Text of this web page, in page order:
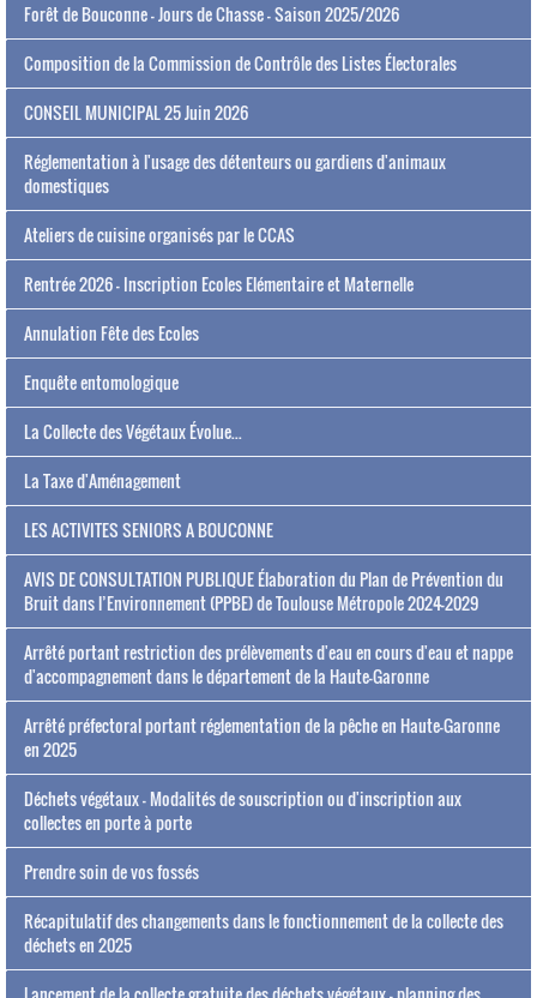
Forêt de Bouconne - Jours de Chasse - Saison 2025/2026
Composition de la Commission de Contrôle des Listes Électorales
CONSEIL MUNICIPAL 25 Juin 2026
Réglementation à l'usage des détenteurs ou gardiens d'animaux
domestiques
Ateliers de cuisine organisés par le CCAS
Rentrée 2026 - Inscription Ecoles Elémentaire et Maternelle
Annulation Fête des Ecoles
Enquête entomologique
La Collecte des Végétaux Évolue...
La Taxe d'Aménagement
LES ACTIVITES SENIORS A BOUCONNE
AVIS DE CONSULTATION PUBLIQUE Élaboration du Plan de Prévention du
Bruit dans l’Environnement (PPBE) de Toulouse Métropole 2024-2029
Arrêté portant restriction des prélèvements d'eau en cours d'eau et nappe
d'accompagnement dans le département de la Haute-Garonne
Arrêté préfectoral portant réglementation de la pêche en Haute-Garonne
en 2025
Déchets végétaux - Modalités de souscription ou d'inscription aux
collectes en porte à porte
Prendre soin de vos fossés
Récapitulatif des changements dans le fonctionnement de la collecte des
déchets en 2025